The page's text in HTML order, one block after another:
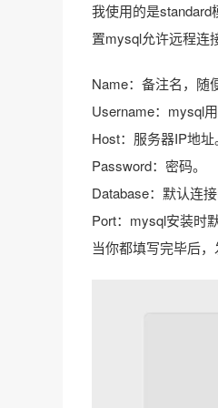
我使用的是
置mysql允许远程连
Name：备注名，随
Username：mysql用
Host：服务器IP地址。
Password：密码。
Database：默认连
Port：mysql安装时
当你都填写完毕后，